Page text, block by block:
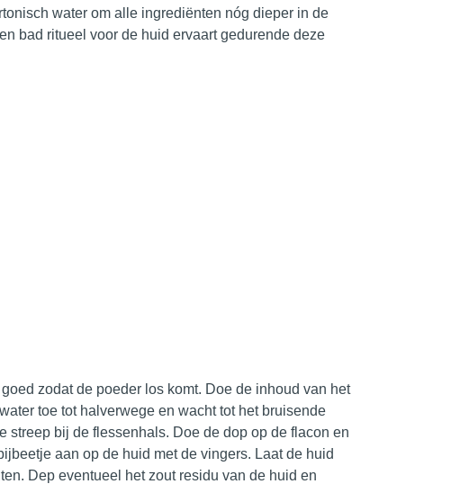
water om alle ingrediënten nóg dieper in de
bad ritueel voor de huid ervaart gedurende deze
zodat de poeder los komt. Doe de inhoud van het
toe tot halverwege en wacht tot het bruisende
streep bij de flessenhals. Doe de dop op de flacon en
aan op de huid met de vingers. Laat de huid
Dep eventueel het zout residu van de huid en